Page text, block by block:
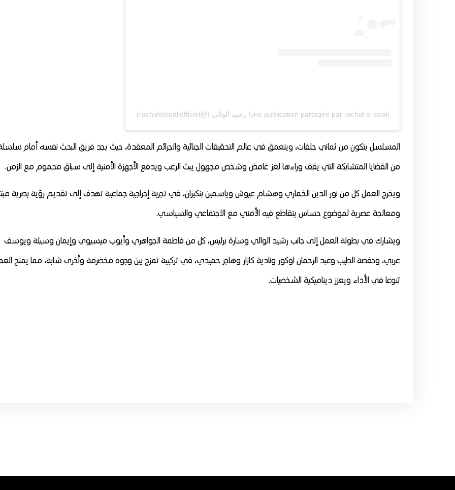
Une publication partagée par rachid el ouali رشيد الوالي (@rachideloualiofficiel)
المسلسل يتكون من ثماني حلقات، ويتعمق في عالم التحقيقات الجنائية والجرائم المعقدة، حيث يجد فريق البحث نفسه أمام
من القضايا المتشابكة التي يقف وراءها لغز غامض وشخص مجهول يبث الرعب ويدفع الأجهزة الأمنية إلى سباق محموم مع الزمن.
ويخرج العمل كل من نور الدين الخماري وهشام عيوش وياسمين بنكيران، في تجربة إخراجية جماعية تهدف إلى تقديم رؤية بصرية
ومعالجة عصرية لموضوع حساس يتقاطع فيه الأمني مع الاجتماعي والسياسي.
ويشارك في بطولة العمل إلى جانب رشيد الوالي وسارة برليس، كل من فاطمة الجواهري وأيوب ميسيوي وإيمان وسيلة ويوسف
عربي، وحفصة الطيب وعبد الرحمان اوكور ونادية كازار وهاجر حميدي، في تركيبة تمزج بين وجوه مخضرمة وأخرى شابة، مما يمنح
تنوعا في الأداء ويعزز ديناميكية الشخصيات.